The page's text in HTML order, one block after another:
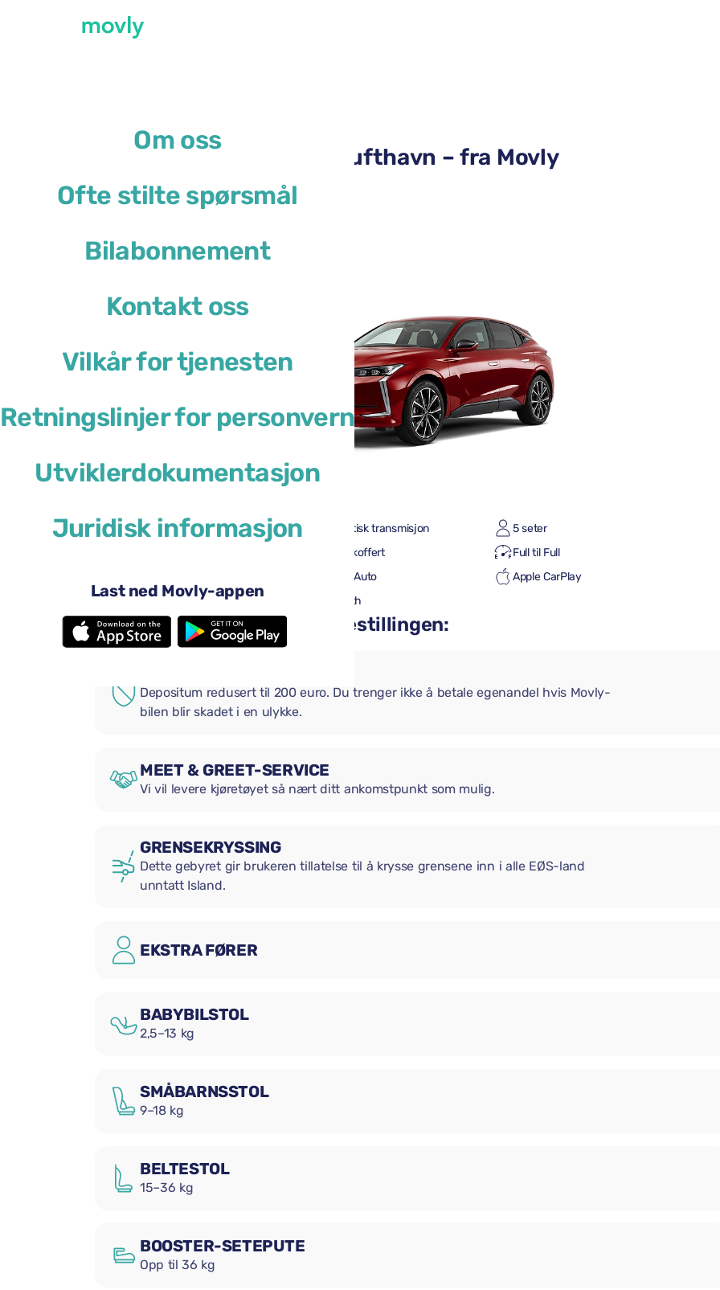
Om oss
Ofte stilte spørsmål
Bilabonnement
Kontakt oss
Vilkår for tjenesten
Retningslinjer for personvern
Utviklerdokumentasjon
Juridisk informasjon
Last ned Movly-appen
Alle tilgjengelige biler på Málaga flyplass
Leie av DS 4 på Málaga lufthavn – fra Movly
eller lignende
4 dører Automatisk transmisjon
5 seter
Én liten koffert
Full til Full
Android Auto
Apple CarPlay
Ryggekamera
Bluetooth
Legg til praktiske tillegg i bestillingen:
Depositum redusert til 200 euro. Du trenger ikke å betale egenandel hvis Movly-
bilen blir skadet i en ulykke.
MEET & GREET-SERVICE
Vi vil levere kjøretøyet så nært ditt ankomstpunkt som mulig.
GRENSEKRYSSING
Dette gebyret gir brukeren tillatelse til å krysse grensene inn i alle EØS-land
unntatt Island.
EKSTRA FØRER
BABYBILSTOL
2,5–13 kg
SMÅBARNSSTOL
9–18 kg
BELTESTOL
15–36 kg
BOOSTER-SETEPUTE
Opp til 36 kg